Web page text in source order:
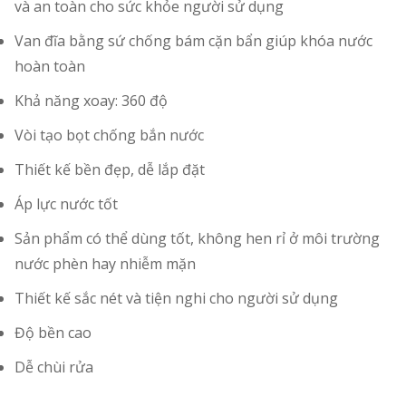
và an toàn cho sức khỏe người sử dụng
Van đĩa bằng sứ chống bám cặn bẩn giúp khóa nước
hoàn toàn
Khả năng xoay: 360 độ
Vòi tạo bọt chống bắn nước
Thiết kế bền đẹp, dễ lắp đặt
Áp lực nước tốt
Sản phẩm có thể dùng tốt, không hen rỉ ở môi trường
nước phèn hay nhiễm mặn
Thiết kế sắc nét và tiện nghi cho người sử dụng
Độ bền cao
Dễ chùi rửa